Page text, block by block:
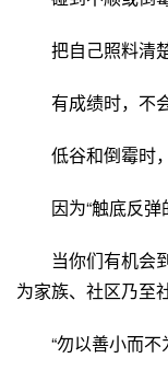
把自己照料清
有成绩时，不
低谷和倒霉时
因为“触底反弹
当你们有机会
为家族、社区乃至
“勿以善小而不